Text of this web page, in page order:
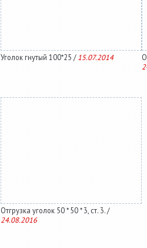
Уголок гнутый 100*25 / 15.07.2014
Отгрузка уголок 50 * 50 * 3, ст. 3. /
24.08.2016